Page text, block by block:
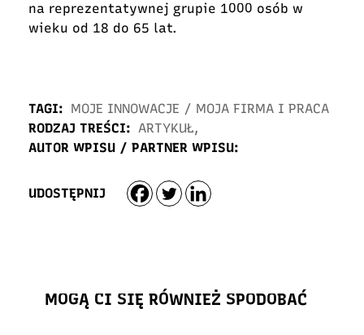
na reprezentatywnej grupie 1000 osób w
wieku od 18 do 65 lat.
TAGI: MOJE INNOWACJE / MOJA FIRMA I PRACA
RODZAJ TREŚCI: ARTYKUŁ,
AUTOR WPISU / PARTNER WPISU:
UDOSTĘPNIJ
MOGĄ CI SIĘ RÓWNIEŻ SPODOBAĆ